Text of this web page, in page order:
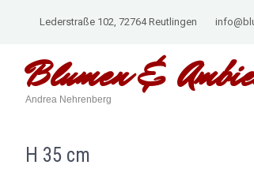
Lederstraße 102, 72764 Reutlingen
Blumen &
Andrea Nehrenberg
H 35 cm